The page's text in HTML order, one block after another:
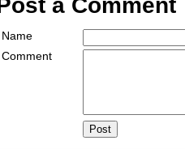
Post a Comment
Name
Comment